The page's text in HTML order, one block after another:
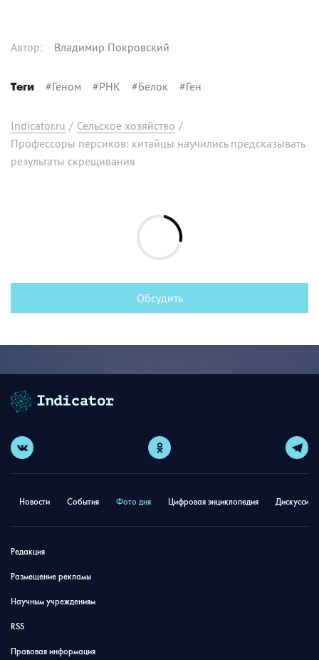
Автор: Владимир Покровский
Теги #Геном #РНК #Белок #Ген
Indicator.ru / Сельское хозяйство /
Профессоры персиков: китайцы научились предсказывать
результаты скрещивания
Обсудить
Новости События Фото дня Цифровая энциклопедия
Редакция
Размещение рекламы
Научным учреждениям
RSS
Правовая информация